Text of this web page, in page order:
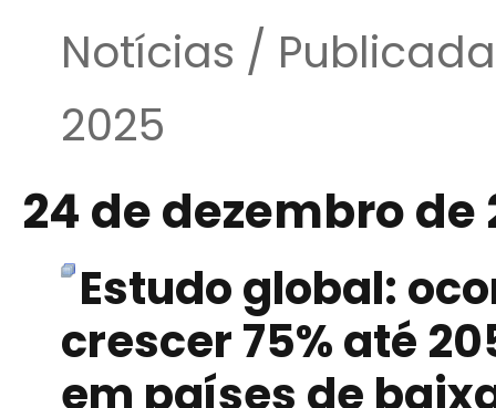
Notícias /
2025
24 de dezembro de
Estudo global:
crescer 75% até
em países de